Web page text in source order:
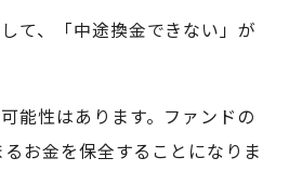
て、「中途換金できない」が
能性はあります。ファンドの
お金を保全することになりま